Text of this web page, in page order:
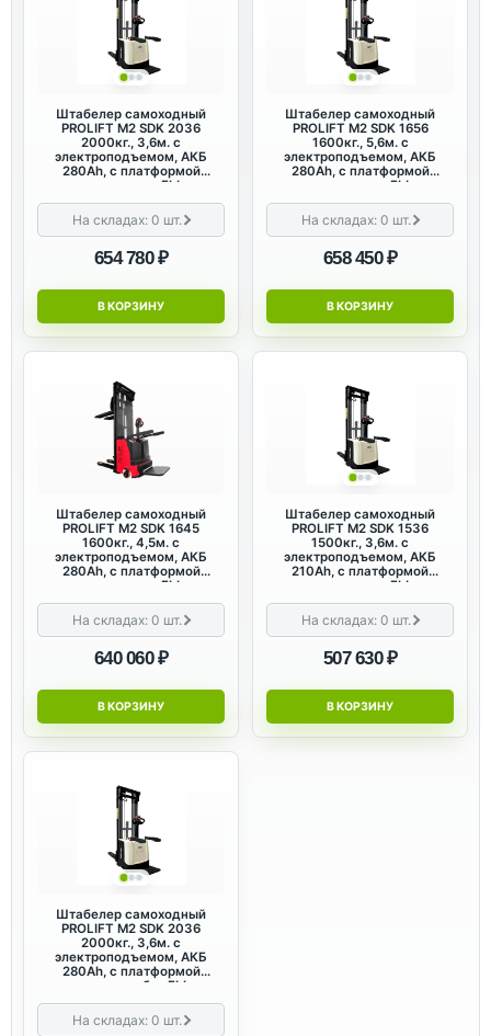
Штабелер самоходный
PROLIFT M2 SDK 2036
2000кг., 3,6м. с
электроподъемом, АКБ
280Ah, с платформой
оператора с FLL
На складах:0 шт.
654 780 ₽
В КОРЗИНУ
Штабелер самоходный
PROLIFT M2 SDK 1656
1600кг., 5,6м. с
электроподъемом, АКБ
280Ah, с платформой
оператора с FLL
На складах:0 шт.
658 450 ₽
В КОРЗИНУ
Штабелер самоходный
PROLIFT M2 SDK 1645
1600кг., 4,5м. с
электроподъемом, АКБ
280Ah, с платформой
оператора с FLL
На складах:0 шт.
640 060 ₽
В КОРЗИНУ
Штабелер самоходный
PROLIFT M2 SDK 1536
1500кг., 3,6м. с
электроподъемом, АКБ
210Ah, с платформой
оператора с FLL
На складах:0 шт.
507 630 ₽
В КОРЗИНУ
Штабелер самоходный
PROLIFT M2 SDK 2036
2000кг., 3,6м. с
электроподъемом, АКБ
280Ah, с платформой
оператора без FLL
На складах:0 шт.